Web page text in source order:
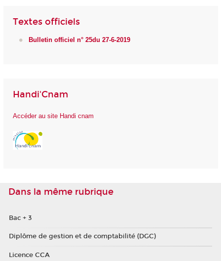
Textes officiels
Bulletin officiel n° 25du 27-6-2019
Handi'Cnam
Accéder au site Handi cnam
Dans la même rubrique
Bac + 3
Diplôme de gestion et de comptabilité (DGC)
Licence CCA